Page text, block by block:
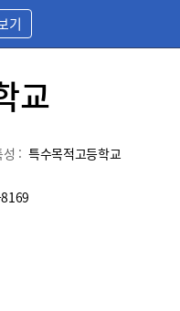
기
교
성 : 특수목적고등학교